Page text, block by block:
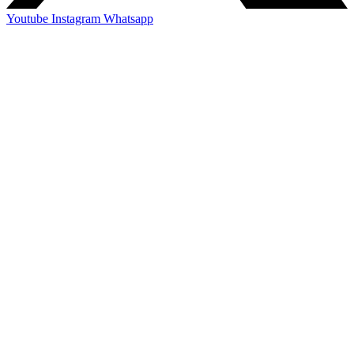
Youtube Instagram Whatsapp